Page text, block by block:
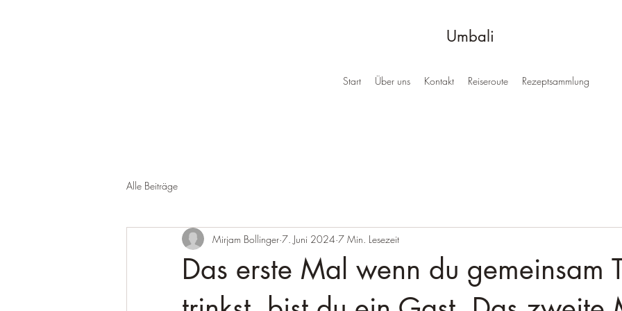
Umbali
Start Über uns Kontakt Reiseroute Rezeptsammlung
Alle Beiträge
Das erste Mal wenn du gemeinsam
Mirjam Bollinger 7. Juni 2024 7 Min. Lesezeit